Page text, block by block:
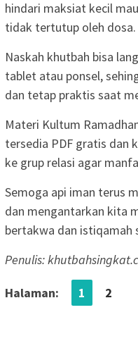
hindari maksiat kecil
tidak tertutup oleh dosa.
Naskah khutbah bisa
tablet atau ponsel,
dan tetap praktis saat
Materi Kultum
tersedia PDF gratis dan
ke grup relasi agar
Semoga api iman terus
dan mengantarkan kita
bertakwa dan istiqamah
Penulis:
Halaman: 1 2